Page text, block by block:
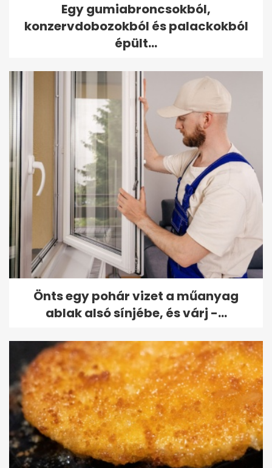
Egy gumiabroncsokból,
konzervdobozokból és palackokból
épült...
Önts egy pohár vizet a műanyag
ablak alsó sínjébe, és várj -...